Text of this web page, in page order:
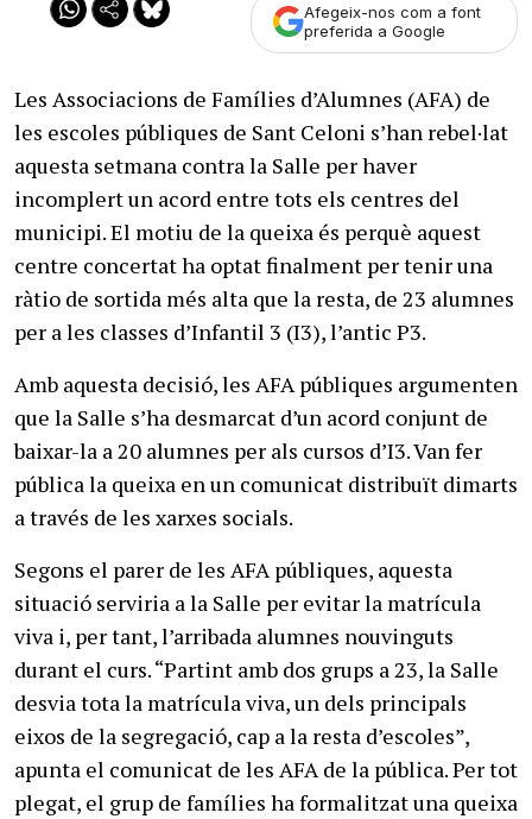
Afegeix-nos com a font
preferida a Google
Les Associacions de Famílies d’Alumnes (AFA) de
les escoles públiques de Sant Celoni s’han rebel·lat
aquesta setmana contra la Salle per haver
incomplert un acord entre tots els centres del
municipi. El motiu de la queixa és perquè aquest
centre concertat ha optat finalment per tenir una
ràtio de sortida més alta que la resta, de 23 alumnes
per a les classes d’Infantil 3 (I3), l’antic P3.
Amb aquesta decisió, les AFA públiques argumenten
que la Salle s’ha desmarcat d’un acord conjunt de
baixar-la a 20 alumnes per als cursos d’I3. Van fer
pública la queixa en un comunicat distribuït dimarts
a través de les xarxes socials.
Segons el parer de les AFA públiques, aquesta
situació serviria a la Salle per evitar la matrícula
viva i, per tant, l’arribada alumnes nouvinguts
durant el curs. “Partint amb dos grups a 23, la Salle
desvia tota la matrícula viva, un dels principals
eixos de la segregació, cap a la resta d’escoles”,
apunta el comunicat de les AFA de la pública. Per tot
plegat, el grup de famílies ha formalitzat una queixa